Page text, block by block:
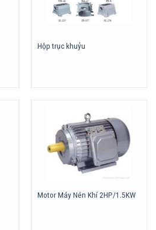
Hộp trục khuỷu
Motor Máy Nén Khí 2HP/1.5KW